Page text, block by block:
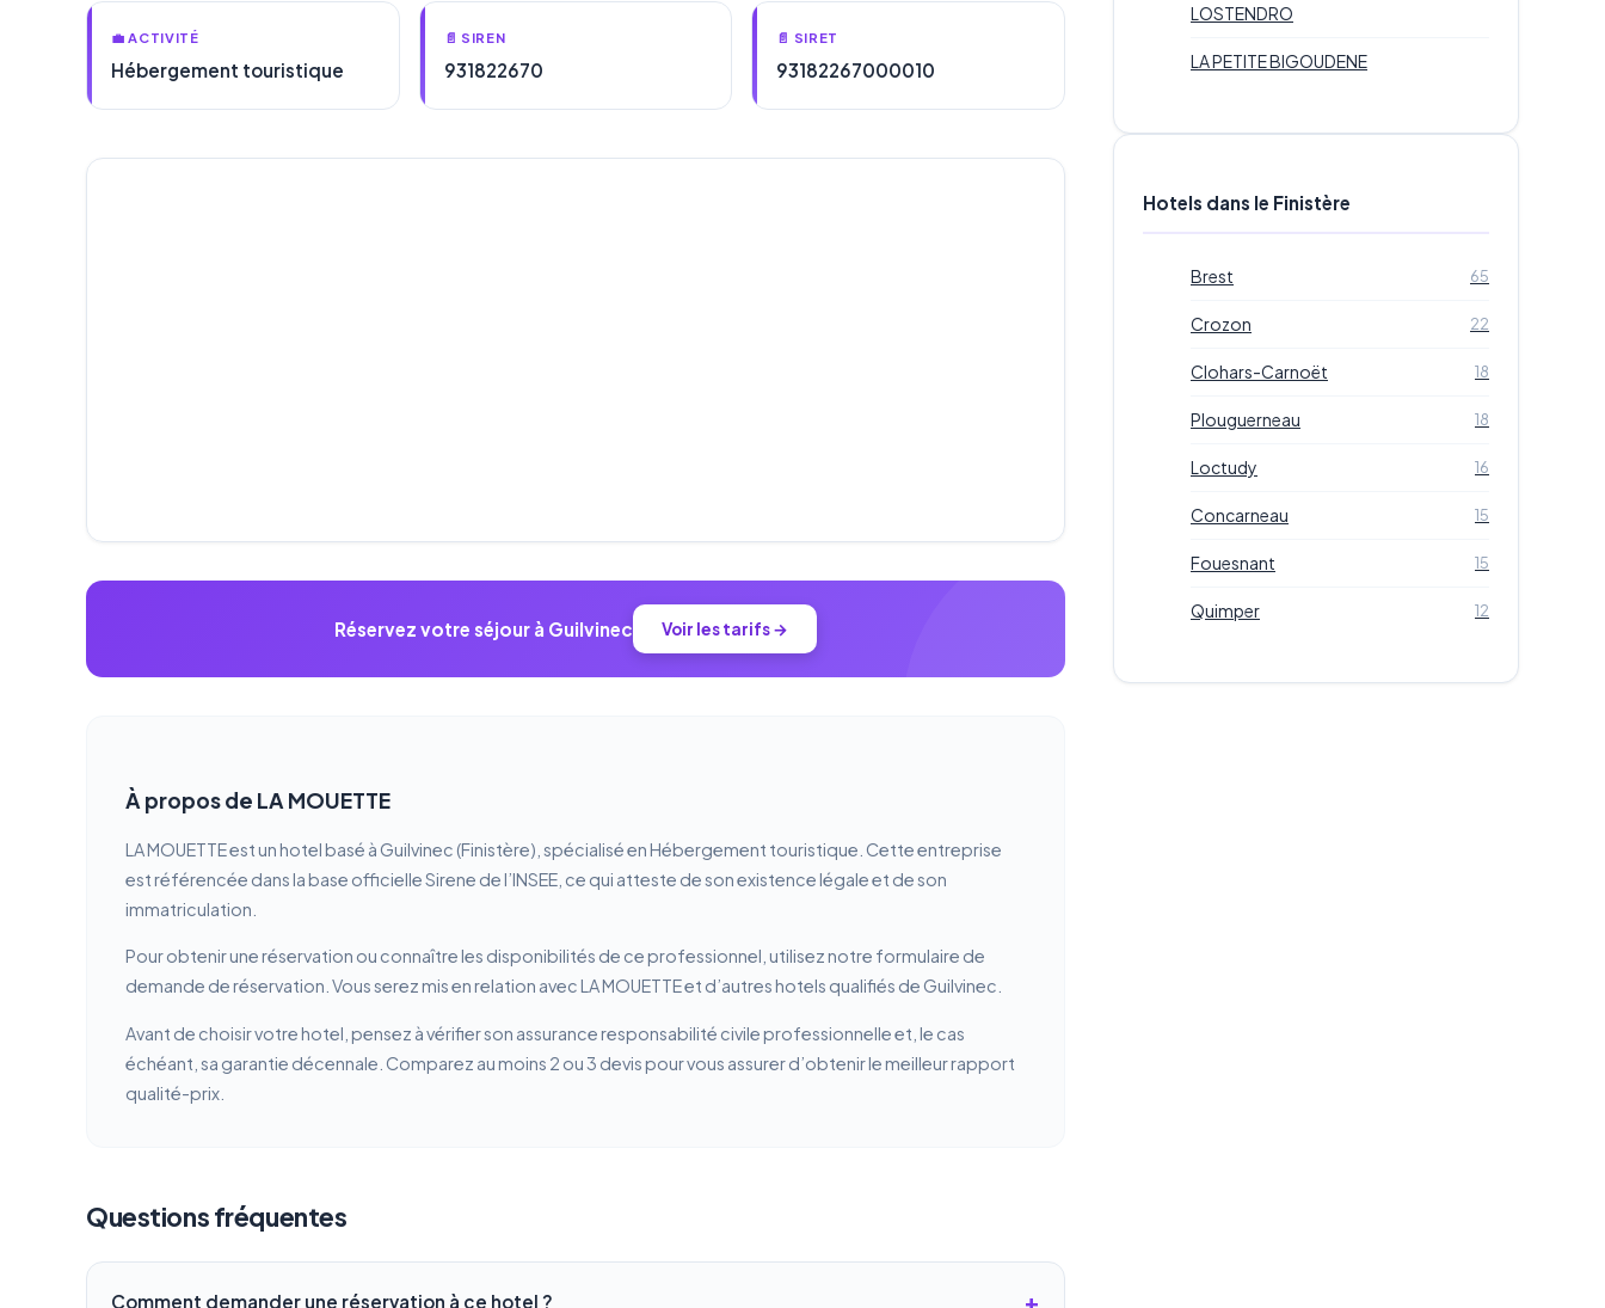
💼 ACTIVITÉ
Hébergement touristique
📄 SIREN
931822670
📄 SIRET
93182267000010
Réservez votre séjour à Guilvinec Voir les tarifs →
À propos de LA MOUETTE
LA MOUETTE est un hotel basé à Guilvinec (Finistère), spécialisé en Hébergement touristique. Cette entreprise
est référencée dans la base officielle Sirene de l’INSEE, ce qui atteste de son existence légale et de son
immatriculation.
Pour obtenir une réservation ou connaître les disponibilités de ce professionnel, utilisez notre formulaire de
demande de réservation. Vous serez mis en relation avec LA MOUETTE et d’autres hotels qualifiés de Guilvinec.
Avant de choisir votre hotel, pensez à vérifier son assurance responsabilité civile professionnelle et, le cas
échéant, sa garantie décennale. Comparez au moins 2 ou 3 devis pour vous assurer d’obtenir le meilleur rapport
qualité-prix.
Questions fréquentes
Comment demander une réservation à ce hotel ?
LOSTENDRO
LA PETITE BIGOUDENE
Hotels dans le Finistère
Brest 65
Crozon 22
Clohars-Carnoët 18
Plouguerneau 18
Loctudy 16
Concarneau 15
Fouesnant 15
Quimper 12